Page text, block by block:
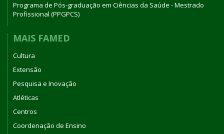
Programa de Pós-graduação em Ciências da Saúde - Mestrado
Profissional (PPGPCS)
MAIS FAMED
Cultura
Extensão
Pesquisa e Inovação
Atléticas
Centros
Coordenação de Ensino